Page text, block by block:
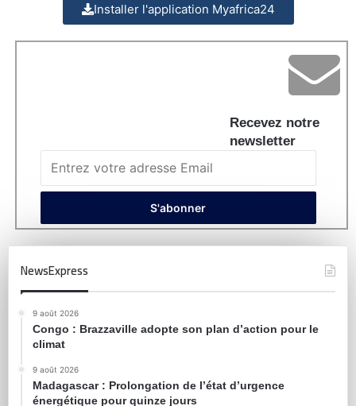
Installer l'application Myafrica24
Recevez notre
newsletter
NewsExpress
9 août 2026
Congo : Brazzaville adopte son plan d’action pour le
climat
9 août 2026
Madagascar : Prolongation de l’état d’urgence
énergétique pour quinze jours